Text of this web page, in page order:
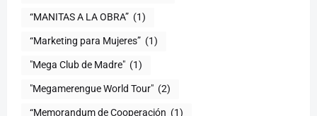
“MANITAS A LA OBRA” (1)
“Marketing para Mujeres” (1)
"Mega Club de Madre" (1)
"Megamerengue World Tour" (2)
“Memorandum de Cooperación (1)